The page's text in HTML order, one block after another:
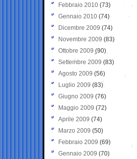
Febbraio 2010 (73)
Gennaio 2010 (74)
Dicembre 2009 (74)
Novembre 2009 (83)
Ottobre 2009 (90)
Settembre 2009 (83)
Agosto 2009 (56)
Luglio 2009 (83)
Giugno 2009 (76)
Maggio 2009 (72)
Aprile 2009 (74)
Marzo 2009 (50)
Febbraio 2009 (69)
Gennaio 2009 (70)